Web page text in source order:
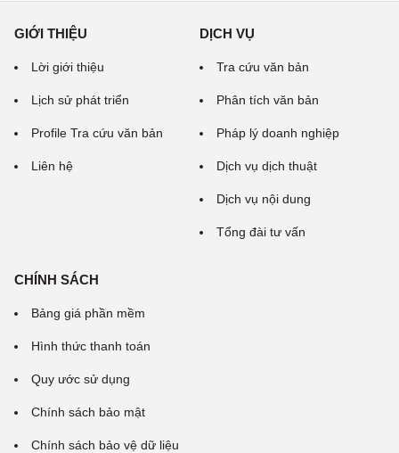
GIỚI THIỆU
Lời giới thiệu
Lịch sử phát triển
Profile Tra cứu văn bản
Liên hệ
DỊCH VỤ
Tra cứu văn bản
Phân tích văn bản
Pháp lý doanh nghiệp
Dịch vụ dịch thuật
Dịch vụ nội dung
Tổng đài tư vấn
CHÍNH SÁCH
Bảng giá phần mềm
Hình thức thanh toán
Quy ước sử dụng
Chính sách bảo mật
Chính sách bảo vệ dữ liệu